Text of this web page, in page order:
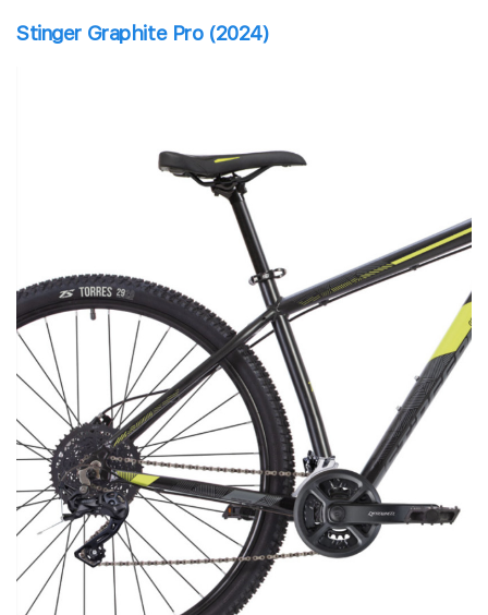
Stinger Graphite Pro (2024)